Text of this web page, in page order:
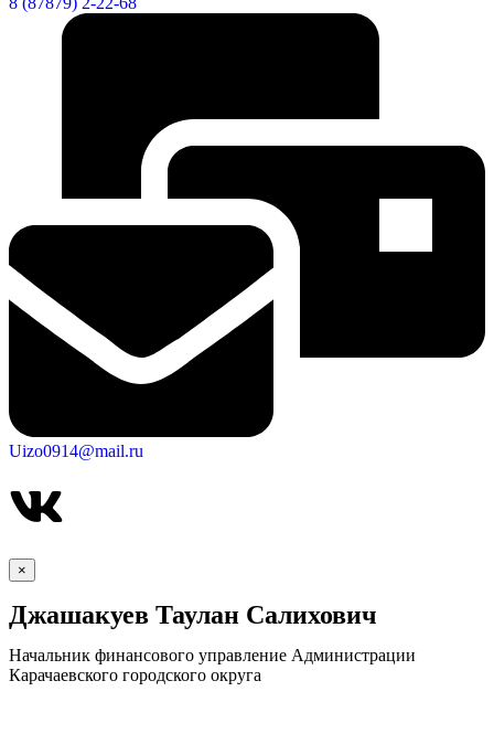
Uizo0914@mail.ru
×
Джашакуев Таулан Салихович
Начальник финансового управление Администрации
Карачаевского городского округа